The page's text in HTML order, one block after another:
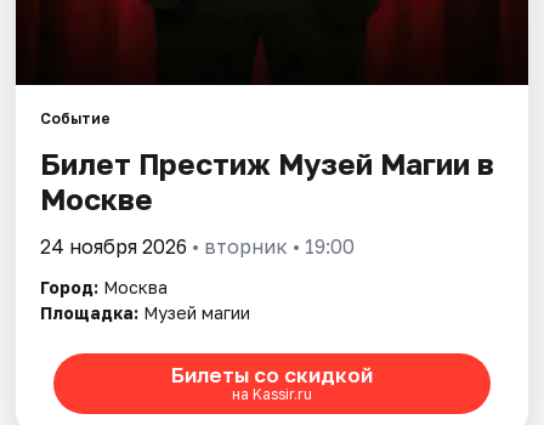
Событие
Билет Престиж Музей Магии в
Москве
24 ноября 2026 • вторник • 19:00
Город: Москва
Площадка: Музей магии
Билеты со скидкой
на Kassir.ru